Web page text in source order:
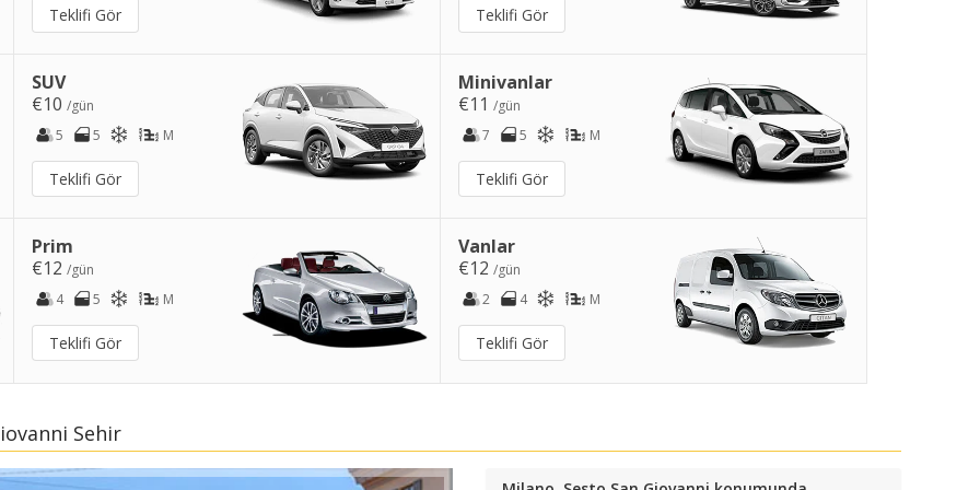
Teklifi Gör Teklifi Gör
SUV
€10/gün
5
5 M
Teklifi Gör
Minivanlar
€11 /gün
7
5 M
Teklifi Gör
Prim
€12/gün
4
5 M
Teklifi Gör
Vanlar
€12 /gün
2
4 M
Teklifi Gör
Sehir